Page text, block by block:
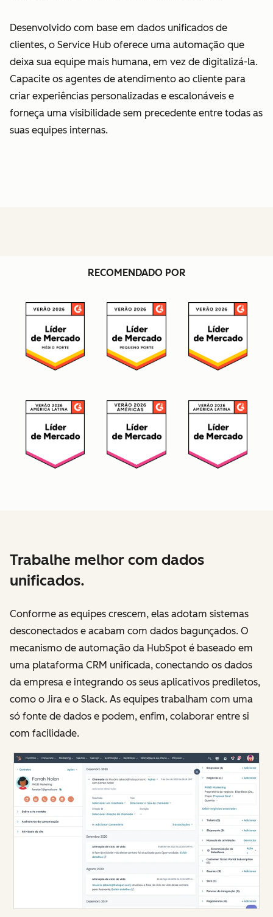
Desenvolvido com base em dados unificados de
clientes, o Service Hub oferece uma automação que
deixa sua equipe mais humana, em vez de digitalizá-la.
Capacite os agentes de atendimento ao cliente para
criar experiências personalizadas e escalonáveis e
forneça uma visibilidade sem precedente entre todas as
suas equipes internas.
RECOMENDADO POR
Trabalhe melhor com dados
unificados.
Conforme as equipes crescem, elas adotam sistemas
desconectados e acabam com dados bagunçados. O
mecanismo de automação da HubSpot é baseado em
uma plataforma CRM unificada, conectando os dados
da empresa e integrando os seus aplicativos prediletos,
como o Jira e o Slack. As equipes trabalham com uma
só fonte de dados e podem, enfim, colaborar entre si
com facilidade.